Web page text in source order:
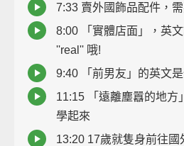
7:33 賣外國飾品配件，
8:00 「實體店面」，英
''real'' 哦!
9:40 「前男友」的英文是
11:15 「遠離塵囂的地方
學起來
13:20 17歲就隻身前往國